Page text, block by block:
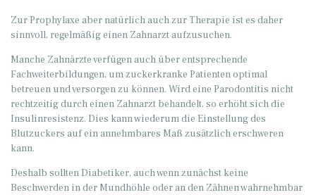
Zur Prophylaxe aber natürlich auch zur Therapie ist es daher
sinnvoll, regelmäßig einen Zahnarzt aufzusuchen.
Manche Zahnärzte verfügen auch über entsprechende
Fachweiterbildungen, um zuckerkranke Patienten optimal
betreuen und versorgen zu können. Wird eine Parodontitis nicht
rechtzeitig durch einen Zahnarzt behandelt, so erhöht sich die
Insulinresistenz. Dies kann wiederum die Einstellung des
Blutzuckers auf ein annehmbares Maß zusätzlich erschweren
kann.
Deshalb sollten Diabetiker, auch wenn zunächst keine
Beschwerden in der Mundhöhle oder an den Zähnen wahrnehmbar